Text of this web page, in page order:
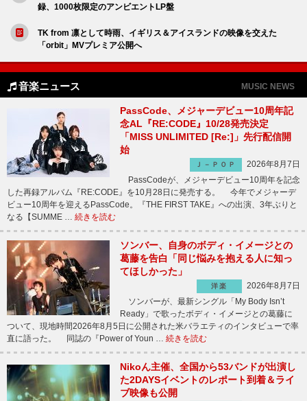
録、1000枚限定のアンビエントLP盤
TK from 凛として時雨、イギリス＆アイスランドの映像を交えた
「orbit」MVプレミア公開へ
音楽ニュース MUSIC NEWS
PassCode、メジャーデビュー10周年記
念AL『RE:CODE』10/28発売決定
「MISS UNLIMITED [Re:]」先行配信開
始
Ｊ－ＰＯＰ
2026年8月7日
PassCodeが、メジャーデビュー10周年を記念
した再録アルバム『RE:CODE』を10月28日に発売する。 今年でメジャーデ
ビュー10周年を迎えるPassCode。『THE FIRST TAKE』への出演、3年ぶりと
なる【SUMME … 続きを読む
ソンバー、自身のボディ・イメージとの
葛藤を告白「同じ悩みを抱える人に知っ
てほしかった」
洋楽
2026年8月7日
ソンバーが、最新シングル「My Body Isn’t
Ready」で歌ったボディ・イメージとの葛藤に
ついて、現地時間2026年8月5日に公開された米バラエティのインタビューで率
直に語った。 同誌の『Power of Youn … 続きを読む
Nikoん主催、全国から53バンドが出演し
た2DAYSイベントのレポート到着＆ライ
ブ映像も公開